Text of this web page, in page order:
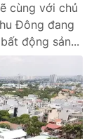
cùng với chủ
Đông đang
động sản...